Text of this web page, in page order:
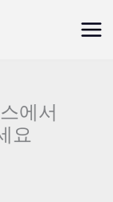
메
에서
요